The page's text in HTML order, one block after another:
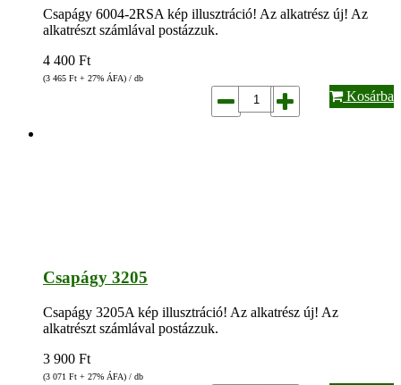
Csapágy 6004-2RSA kép illusztráció! Az alkatrész új! Az
alkatrészt számlával postázzuk.
4 400 Ft
(3 465 Ft + 27% ÁFA) / db
Kosárba
Csapágy 3205
Csapágy 3205A kép illusztráció! Az alkatrész új! Az
alkatrészt számlával postázzuk.
3 900 Ft
(3 071 Ft + 27% ÁFA) / db